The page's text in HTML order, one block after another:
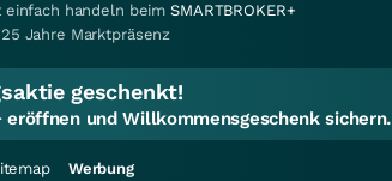
einfach handeln beimSMARTBROKER+
Jahre Marktpräsenz
geschenkt!
eröffnen und Willkommensgeschenk sichern.
Werbung